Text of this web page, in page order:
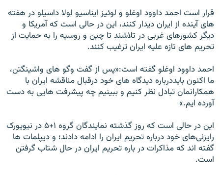
قرار است احمد داوود اوغلو و لوئيز ايناسيو لولا داسيلو در هفته
های آينده از ايران ديدار کنند، اين در حالی است که آمريکا و
ديگر کشورهای غربی در تلاشند تا چين و روسيه را به حمایت از
تحريم های تازه عليه ايران ترغیب کنند.
احمد داوود اوغلو گفته است:«پس از گفت وگو های واشينگتن،
ما اکنون بايددرباره ديدگاه های خود درقبال مناقشه ايران با
همکارانمان تبادل نظر کنيم و ببينيم چه پيشرفت هايی به دست
آورده ايم.»
اين در حالی است که روز گذشته نمايندگان گروه ۱+۵ در نيويورک
رايزنی‌های خود درباره تحريم ايران را ادامه دادند؛ و ديپلمات ها
گفته اند که مذاکرات در باره تحريم ايران در حال شتاب گرفتن
است.